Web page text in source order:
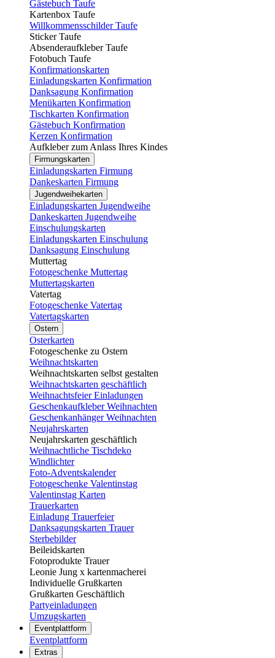
Gästebuch Taufe
Kartenbox Taufe
Willkommensschilder Taufe
Sticker Taufe
Absenderaufkleber Taufe
Fotobuch Taufe
Konfirmationskarten
Einladungskarten Konfirmation
Danksagung Konfirmation
Menükarten Konfirmation
Tischkarten Konfirmation
Gästebuch Konfirmation
Kerzen Konfirmation
Aufkleber zum Anlass Ihres Kindes
Firmungskarten
Einladungskarten Firmung
Dankeskarten Firmung
Jugendweihekarten
Einladungskarten Jugendweihe
Dankeskarten Jugendweihe
Einschulungskarten
Einladungskarten Einschulung
Danksagung Einschulung
Muttertag
Fotogeschenke Muttertag
Muttertagskarten
Vatertag
Fotogeschenke Vatertag
Vatertagskarten
Ostern
Osterkarten
Fotogeschenke zu Ostern
Weihnachtskarten
Weihnachtskarten selbst gestalten
Weihnachtskarten geschäftlich
Weihnachtsfeier Einladungen
Geschenkaufkleber Weihnachten
Geschenkanhänger Weihnachten
Neujahrskarten
Neujahrskarten geschäftlich
Weihnachtliche Tischdeko
Windlichter
Foto-Adventskalender
Fotogeschenke Valentinstag
Valentinstag Karten
Trauerkarten
Einladung Trauerfeier
Danksagungskarten Trauer
Sterbebilder
Beileidskarten
Fotoprodukte Trauer
Leonie Jung x kartenmacherei
Individuelle Grußkarten
Grußkarten Geschäftlich
Partyeinladungen
Umzugskarten
Eventplattform
Eventplattform
Extras